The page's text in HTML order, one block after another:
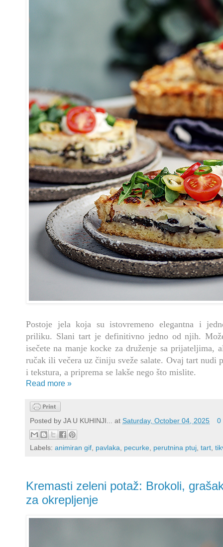
Postoje jela koja su istovremeno elegantna i
priliku. Slani tart je definitivno jedno od njih.
isečete na manje kocke za druženje sa prijateljima,
ručak ili večera uz činiju sveže salate. Ovaj tart nudi
i tekstura, a priprema se lakše nego što mislite.
Read more »
Posted by JA U KUHINJI... at Saturday, October 04, 2025 0
Labels: animiran gif pavlaka pecurke perutnina ptuj tart
Kremasti zeleni potaž: Brokoli,
za okrepljenje